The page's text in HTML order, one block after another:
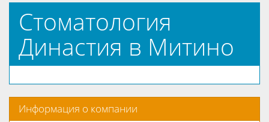
Стоматология
Династия в Митино
Информация о компании